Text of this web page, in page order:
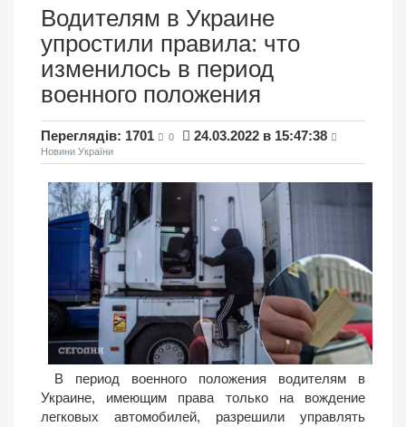
Водителям в Украине
упростили правила: что
изменилось в период
военного положения
Переглядів: 1701 0 24.03.2022 в 15:47:38
Новини України
В период военного положения водителям в
Украине, имеющим права только на вождение
легковых автомобилей, разрешили управлять